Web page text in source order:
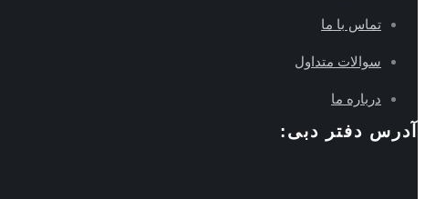
تماس با ما
سوالات متداول
درباره ما
آدرس دفتر دبی: